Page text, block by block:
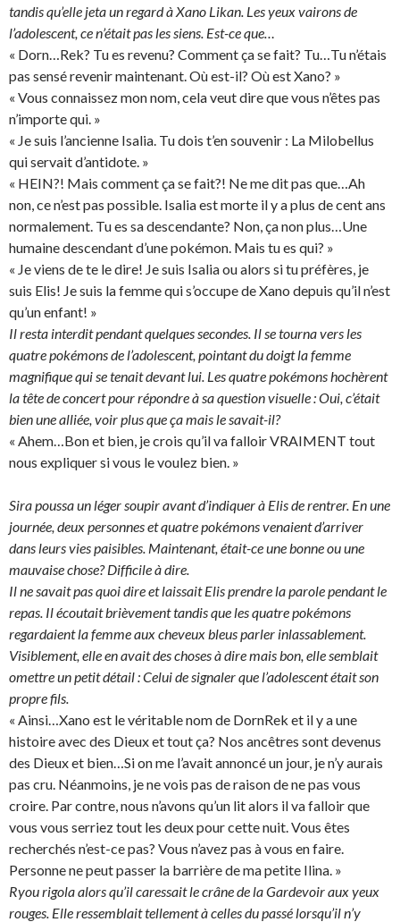
tandis qu’elle jeta un regard à Xano Likan. Les yeux vairons de
l’adolescent, ce n’était pas les siens. Est-ce que…
« Dorn…Rek? Tu es revenu? Comment ça se fait? Tu…Tu n’étais
pas sensé revenir maintenant. Où est-il? Où est Xano? »
« Vous connaissez mon nom, cela veut dire que vous n’êtes pas
n’importe qui. »
« Je suis l’ancienne Isalia. Tu dois t’en souvenir : La Milobellus
qui servait d’antidote. »
« HEIN?! Mais comment ça se fait?! Ne me dit pas que…Ah
non, ce n’est pas possible. Isalia est morte il y a plus de cent ans
normalement. Tu es sa descendante? Non, ça non plus…Une
humaine descendant d’une pokémon. Mais tu es qui? »
« Je viens de te le dire! Je suis Isalia ou alors si tu préfères, je
suis Elis! Je suis la femme qui s’occupe de Xano depuis qu’il n’est
qu’un enfant! »
Il resta interdit pendant quelques secondes. Il se tourna vers les
quatre pokémons de l’adolescent, pointant du doigt la femme
magnifique qui se tenait devant lui. Les quatre pokémons hochèrent
la tête de concert pour répondre à sa question visuelle : Oui, c’était
bien une alliée, voir plus que ça mais le savait-il?
« Ahem…Bon et bien, je crois qu’il va falloir VRAIMENT tout
nous expliquer si vous le voulez bien. »
Sira poussa un léger soupir avant d’indiquer à Elis de rentrer. En une
journée, deux personnes et quatre pokémons venaient d’arriver
dans leurs vies paisibles. Maintenant, était-ce une bonne ou une
mauvaise chose? Difficile à dire.
Il ne savait pas quoi dire et laissait Elis prendre la parole pendant le
repas. Il écoutait brièvement tandis que les quatre pokémons
regardaient la femme aux cheveux bleus parler inlassablement.
Visiblement, elle en avait des choses à dire mais bon, elle semblait
omettre un petit détail : Celui de signaler que l’adolescent était son
propre fils.
« Ainsi…Xano est le véritable nom de DornRek et il y a une
histoire avec des Dieux et tout ça? Nos ancêtres sont devenus
des Dieux et bien…Si on me l’avait annoncé un jour, je n’y aurais
pas cru. Néanmoins, je ne vois pas de raison de ne pas vous
croire. Par contre, nous n’avons qu’un lit alors il va falloir que
vous vous serriez tout les deux pour cette nuit. Vous êtes
recherchés n’est-ce pas? Vous n’avez pas à vous en faire.
Personne ne peut passer la barrière de ma petite Ilina. »
Ryou rigola alors qu’il caressait le crâne de la Gardevoir aux yeux
rouges. Elle ressemblait tellement à celles du passé lorsqu’il n’y